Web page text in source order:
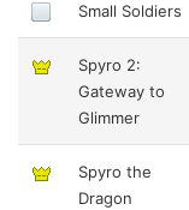
Small Soldiers
Spyro 2:
Gateway to
Glimmer
Spyro the
Dragon